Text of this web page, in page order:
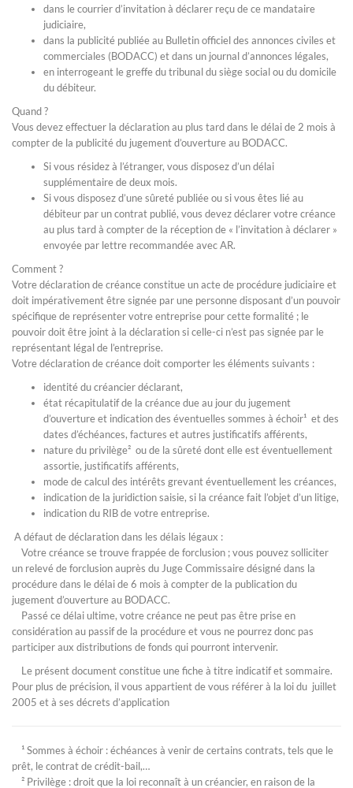
dans le courrier d’invitation à déclarer reçu de ce mandataire
judiciaire,
dans la publicité publiée au Bulletin officiel des annonces civiles et
commerciales (BODACC) et dans un journal d’annonces légales,
en interrogeant le greffe du tribunal du siège social ou du domicile
du débiteur.
Quand ?
Vous devez effectuer la déclaration au plus tard dans le délai de 2 mois à
compter de la publicité du jugement d’ouverture au BODACC.
Si vous résidez à l’étranger, vous disposez d’un délai
supplémentaire de deux mois.
Si vous disposez d’une sûreté publiée ou si vous êtes lié au
débiteur par un contrat publié, vous devez déclarer votre créance
au plus tard à compter de la réception de « l’invitation à déclarer »
envoyée par lettre recommandée avec AR.
Comment ?
Votre déclaration de créance constitue un acte de procédure judiciaire et
doit impérativement être signée par une personne disposant d’un pouvoir
spécifique de représenter votre entreprise pour cette formalité ; le
pouvoir doit être joint à la déclaration si celle-ci n’est pas signée par le
représentant légal de l’entreprise.
Votre déclaration de créance doit comporter les éléments suivants :
identité du créancier déclarant,
état récapitulatif de la créance due au jour du jugement
d’ouverture et indication des éventuelles sommes à échoir¹ et des
dates d’échéances, factures et autres justificatifs afférents,
nature du privilège² ou de la sûreté dont elle est éventuellement
assortie, justificatifs afférents,
mode de calcul des intérêts grevant éventuellement les créances,
indication de la juridiction saisie, si la créance fait l’objet d’un litige,
indication du RIB de votre entreprise.
A défaut de déclaration dans les délais légaux :
Votre créance se trouve frappée de forclusion ; vous pouvez solliciter
un relevé de forclusion auprès du Juge Commissaire désigné dans la
procédure dans le délai de 6 mois à compter de la publication du
jugement d’ouverture au BODACC.
Passé ce délai ultime, votre créance ne peut pas être prise en
considération au passif de la procédure et vous ne pourrez donc pas
participer aux distributions de fonds qui pourront intervenir.
Le présent document constitue une fiche à titre indicatif et sommaire.
Pour plus de précision, il vous appartient de vous référer à la loi du juillet
2005 et à ses décrets d’application
¹ Sommes à échoir : échéances à venir de certains contrats, tels que le
prêt, le contrat de crédit-bail,…
² Privilège : droit que la loi reconnaît à un créancier, en raison de la